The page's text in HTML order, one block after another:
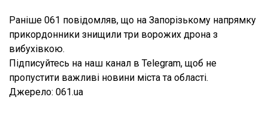
Раніше 061 повідомляв, що на Запорізькому напрямку
прикордонники знищили три ворожих дрона з
вибухівкою.
Підписуйтесь на наш канал в Telegram, щоб не
пропустити важливі новини міста та області.
Джерело: 061.ua